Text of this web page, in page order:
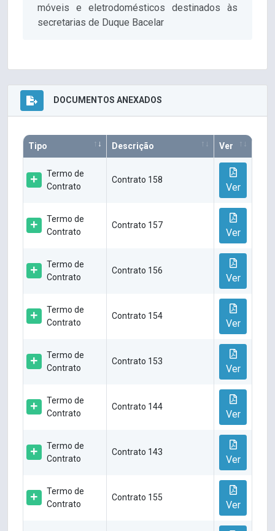
móveis e eletrodomésticos destinados às
secretarias de Duque Bacelar
DOCUMENTOS ANEXADOS
Tipo Descrição Ver
Termo de
Contrato
Contrato 158
Ver
Termo de
Contrato
Contrato 157
Ver
Termo de
Contrato
Contrato 156
Ver
Termo de
Contrato
Contrato 154
Ver
Termo de
Contrato
Contrato 153
Ver
Termo de
Contrato
Contrato 144
Ver
Termo de
Contrato
Contrato 143
Ver
Termo de
Contrato
Contrato 155
Ver